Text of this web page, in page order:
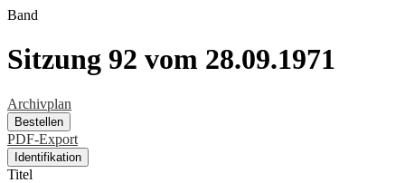
Band
Sitzung 92 vom 28.09.1971
Archivplan
Bestellen
PDF-Export
Identifikation
Titel